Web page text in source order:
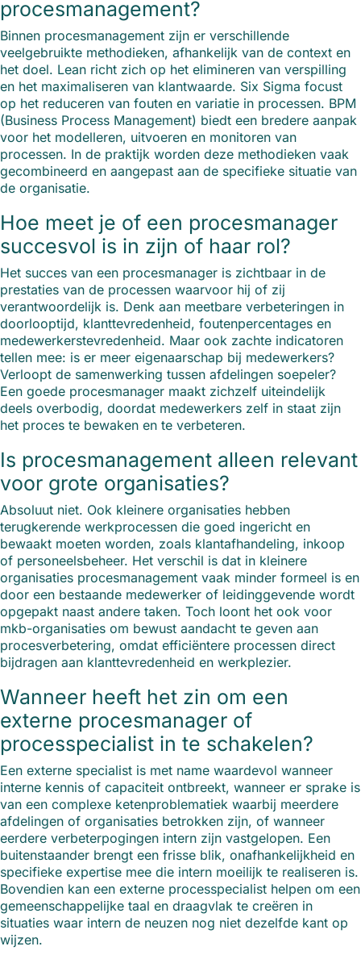
procesmanagement?
Binnen procesmanagement zijn er verschillende
veelgebruikte methodieken, afhankelijk van de context en
het doel. Lean richt zich op het elimineren van verspilling
en het maximaliseren van klantwaarde. Six Sigma focust
op het reduceren van fouten en variatie in processen. BPM
(Business Process Management) biedt een bredere aanpak
voor het modelleren, uitvoeren en monitoren van
processen. In de praktijk worden deze methodieken vaak
gecombineerd en aangepast aan de specifieke situatie van
de organisatie.
Hoe meet je of een procesmanager
succesvol is in zijn of haar rol?
Het succes van een procesmanager is zichtbaar in de
prestaties van de processen waarvoor hij of zij
verantwoordelijk is. Denk aan meetbare verbeteringen in
doorlooptijd, klanttevredenheid, foutenpercentages en
medewerkerstevredenheid. Maar ook zachte indicatoren
tellen mee: is er meer eigenaarschap bij medewerkers?
Verloopt de samenwerking tussen afdelingen soepeler?
Een goede procesmanager maakt zichzelf uiteindelijk
deels overbodig, doordat medewerkers zelf in staat zijn
het proces te bewaken en te verbeteren.
Is procesmanagement alleen relevant
voor grote organisaties?
Absoluut niet. Ook kleinere organisaties hebben
terugkerende werkprocessen die goed ingericht en
bewaakt moeten worden, zoals klantafhandeling, inkoop
of personeelsbeheer. Het verschil is dat in kleinere
organisaties procesmanagement vaak minder formeel is en
door een bestaande medewerker of leidinggevende wordt
opgepakt naast andere taken. Toch loont het ook voor
mkb-organisaties om bewust aandacht te geven aan
procesverbetering, omdat efficiëntere processen direct
bijdragen aan klanttevredenheid en werkplezier.
Wanneer heeft het zin om een
externe procesmanager of
processpecialist in te schakelen?
Een externe specialist is met name waardevol wanneer
interne kennis of capaciteit ontbreekt, wanneer er sprake is
van een complexe ketenproblematiek waarbij meerdere
afdelingen of organisaties betrokken zijn, of wanneer
eerdere verbeterpogingen intern zijn vastgelopen. Een
buitenstaander brengt een frisse blik, onafhankelijkheid en
specifieke expertise mee die intern moeilijk te realiseren is.
Bovendien kan een externe processpecialist helpen om een
gemeenschappelijke taal en draagvlak te creëren in
situaties waar intern de neuzen nog niet dezelfde kant op
wijzen.